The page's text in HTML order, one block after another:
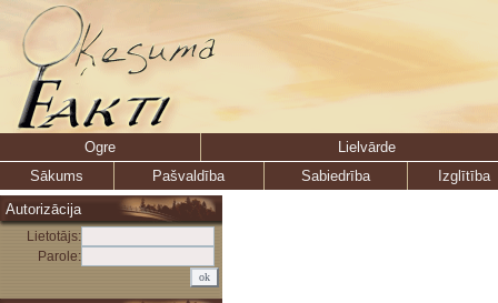
Ogre
Lielvārde
Sākums
Pašvaldība Sabiedrība
Izglītība
Autorizācija
Lietotājs:
Parole: